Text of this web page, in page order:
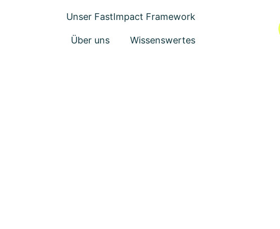
Unser FastImpact Framework
Über uns Wissenswertes